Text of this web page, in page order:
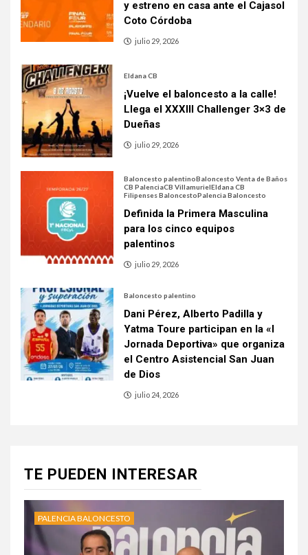
y estreno en casa ante el Cajasol
Coto Córdoba
julio 29, 2026
Eldana CB
¡Vuelve el baloncesto a la calle!
Llega el XXXIII Challenger 3×3 de
Dueñas
julio 29, 2026
Baloncesto palentinoBaloncesto Venta de Baños
CB PalenciaCB VillamurielEldana CB
Filipenses BaloncestoPalencia Baloncesto
Definida la Primera Masculina
para los cinco equipos
palentinos
julio 29, 2026
Baloncesto palentino
Dani Pérez, Alberto Padilla y
Yatma Toure participan en la «I
Jornada Deportiva» que organiza
el Centro Asistencial San Juan
de Dios
julio 24, 2026
TE PUEDEN INTERESAR
PALENCIA BALONCESTO